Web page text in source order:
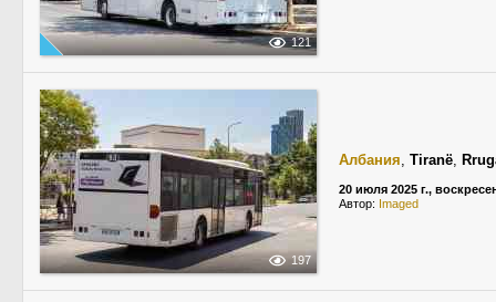
121
197
Албания, Tiranë,
20 июля 2025 г.,
Автор: Imaged